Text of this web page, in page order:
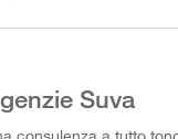
Suva